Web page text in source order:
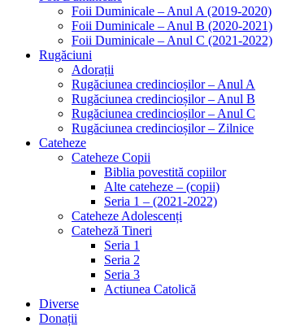
Foii Duminicale – Anul A (2019-2020)
Foii Duminicale – Anul B (2020-2021)
Foii Duminicale – Anul C (2021-2022)
Rugăciuni
Adorații
Rugăciunea credincioșilor – Anul A
Rugăciunea credincioșilor – Anul B
Rugăciunea credincioșilor – Anul C
Rugăciunea credincioșilor – Zilnice
Cateheze
Cateheze Copii
Biblia povestită copiilor
Alte cateheze – (copii)
Seria 1 – (2021-2022)
Cateheze Adolescenți
Cateheză Tineri
Seria 1
Seria 2
Seria 3
Actiunea Catolică
Diverse
Donații